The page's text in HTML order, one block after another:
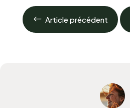
# Article précédent